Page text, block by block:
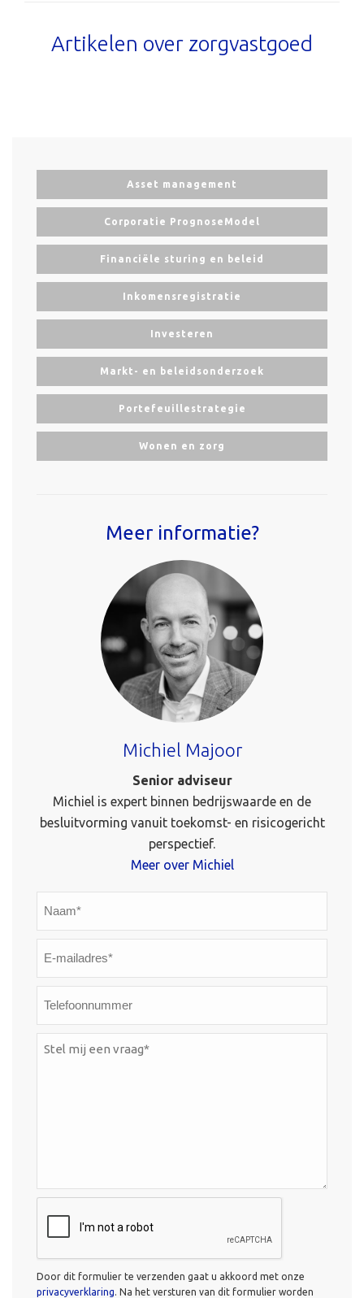
Artikelen over zorgvastgoed
Asset management
Corporatie PrognoseModel
Financiële sturing en beleid
Inkomensregistratie
Investeren
Markt- en beleidsonderzoek
Portefeuillestrategie
Wonen en zorg
Meer informatie?
Michiel Majoor
Senior adviseur
Michiel is expert binnen bedrijswaarde en de
besluitvorming vanuit toekomst- en risicogericht
perspectief.
Meer over Michiel
Stel
Door dit formulier te verzenden gaat u akkoord met onze
privacyverklaring. Na het versturen van dit formulier worden